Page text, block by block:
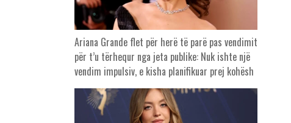
Ariana Grande flet për herë të parë pas vendimit
për t’u tërhequr nga jeta publike: Nuk ishte një
vendim impulsiv, e kisha planifikuar prej kohësh